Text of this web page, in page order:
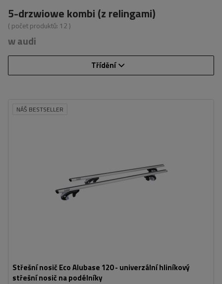
5-drzwiowe kombi (z relingami)
( počet produktů: 12 )
w audi
Třídění
NÁŠ BESTSELLER
Střešní nosič Eco Alubase 120 - univerzální hliníkový
střešní nosič na podélníky